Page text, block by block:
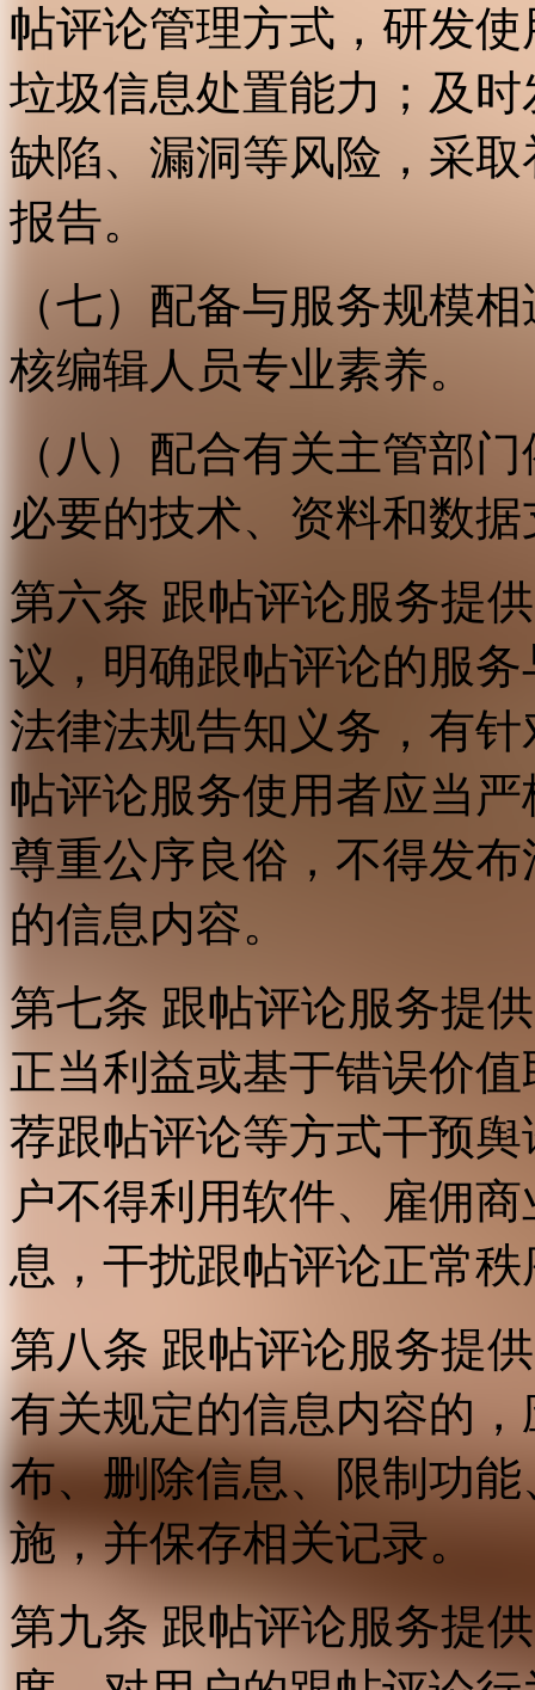
帖评论管理方式，研发
垃圾信息处置能力；及
缺陷、漏洞等风险，采
报告。
（七）配备与服务规模
核编辑人员专业素养。
（八）配合有关主管部
必要的技术、资料和数
第六条 跟帖评论服务提
议，明确跟帖评论的服
法律法规告知义务，有
帖评论服务使用者应当
尊重公序良俗，不得发
的信息内容。
第七条 跟帖评论服务提
正当利益或基于错误价
荐跟帖评论等方式干预
户不得利用软件、雇佣
息，干扰跟帖评论正常
第八条 跟帖评论服务提
有关规定的信息内容的
布、删除信息、限制功
施，并保存相关记录。
第九条 跟帖评论服务提